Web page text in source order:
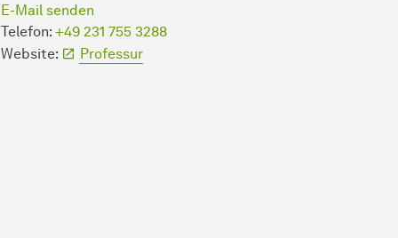
E-Mail senden
Telefon: +49 231 755 3288
Website:
Professur